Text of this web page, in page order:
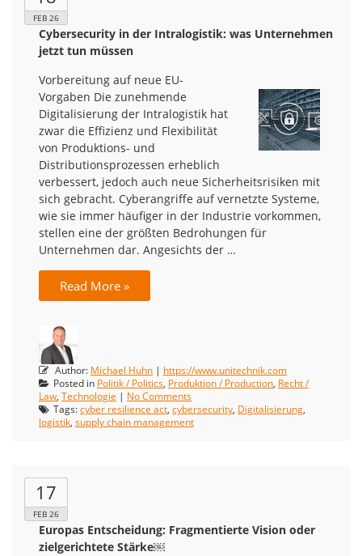
FEB 26
Cybersecurity in der Intralogistik: was Unternehmen
jetzt tun müssen
Vorbereitung auf neue EU-
Vorgaben Die zunehmende
Digitalisierung der Intralogistik hat
zwar die Effizienz und Flexibilität
von Produktions- und
Distributionsprozessen erheblich
verbessert, jedoch auch neue Sicherheitsrisiken mit
sich gebracht. Cyberangriffe auf vernetzte Systeme,
wie sie immer häufiger in der Industrie vorkommen,
stellen eine der größten Bedrohungen für
Unternehmen dar. Angesichts der …
Read More »
Author: Michael Huhn | https://www.unitechnik.com
Posted in Politik / Politics, Produktion / Production, Recht /
Law, Technologie | No Comments
Tags:cyber resilience act, cybersecurity, Digitalisierung,
logistik, supply chain management
17
FEB 26
Europas Entscheidung: Fragmentierte Vision oder
zielgerichtete Stärke￼